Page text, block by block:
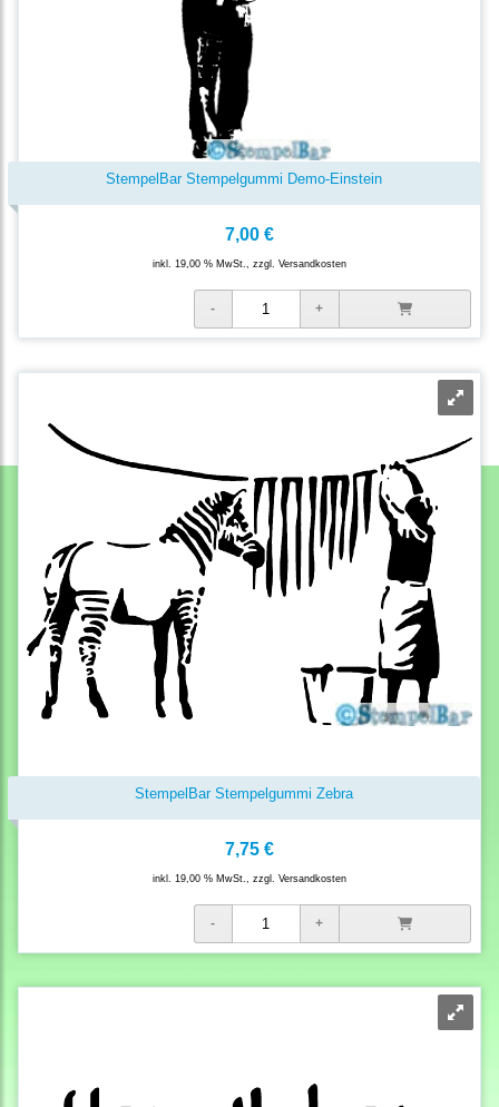
StempelBar Stempelgummi Demo-Einstein
7,00 €
inkl. 19,00 % MwSt., zzgl. Versandkosten
StempelBar Stempelgummi Zebra
7,75 €
inkl. 19,00 % MwSt., zzgl. Versandkosten